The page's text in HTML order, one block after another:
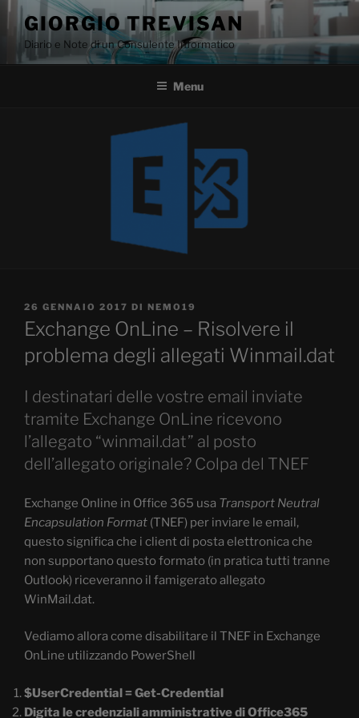
Salta
al
contenuto
GIORGIO TREVISAN
Diario e Note di un Consulente Informatico
Menu
PUBBLICATO
IL
26 GENNAIO 2017 DI NEMO19
Exchange OnLine – Risolvere il
problema degli allegati Winmail.dat
I destinatari delle vostre email inviate
tramite Exchange OnLine ricevono
l’allegato “winmail.dat” al posto
dell’allegato originale? Colpa del TNEF
Exchange Online in Office 365 usa Transport Neutral
Encapsulation Format (TNEF) per inviare le email,
questo significa che i client di posta elettronica che
non supportano questo formato (in pratica tutti tranne
Outlook) riceveranno il famigerato allegato
WinMail.dat.
Vediamo allora come disabilitare il TNEF in Exchange
OnLine utilizzando PowerShell
$UserCredential = Get-Credential
Digita le credenziali amministrative di Office365